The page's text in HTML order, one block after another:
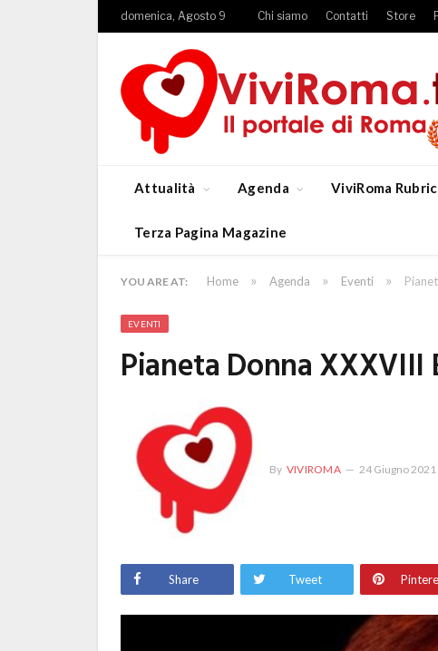
domenica, Agosto 9 Chi siamo Contatti Store
Attualità Agenda ViviRoma
Terza Pagina Magazine
YOU ARE AT: Home » Agenda » Eventi »
EVENTI
Pianeta Donna XXXVIII
By VIVIROMA 24 Giugno 2021
Share Tweet